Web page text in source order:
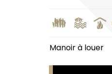
Manoir à louer